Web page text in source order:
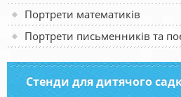
Портрети математиків
Портрети письменників та
Стенди для дитячого